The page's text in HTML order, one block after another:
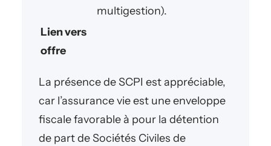
multigestion).
Lien vers
offre
La présence de SCPI est appréciable,
car l’assurance vie est une enveloppe
fiscale favorable à pour la détention
de part de Sociétés Civiles de